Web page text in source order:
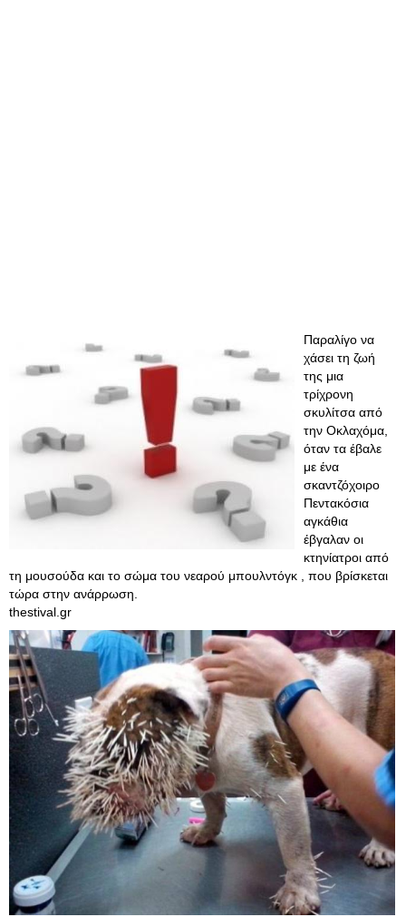
Παραλίγο να
χάσει τη ζωή
της μια
τρίχρονη
σκυλίτσα από
την Οκλαχόμα,
όταν τα έβαλε
με ένα
σκαντζόχοιρο
Πεντακόσια
αγκάθια
έβγαλαν οι
κτηνίατροι από
τη μουσούδα και το σώμα του νεαρού μπουλντόγκ , που βρίσκεται
τώρα στην ανάρρωση.
thestival.gr